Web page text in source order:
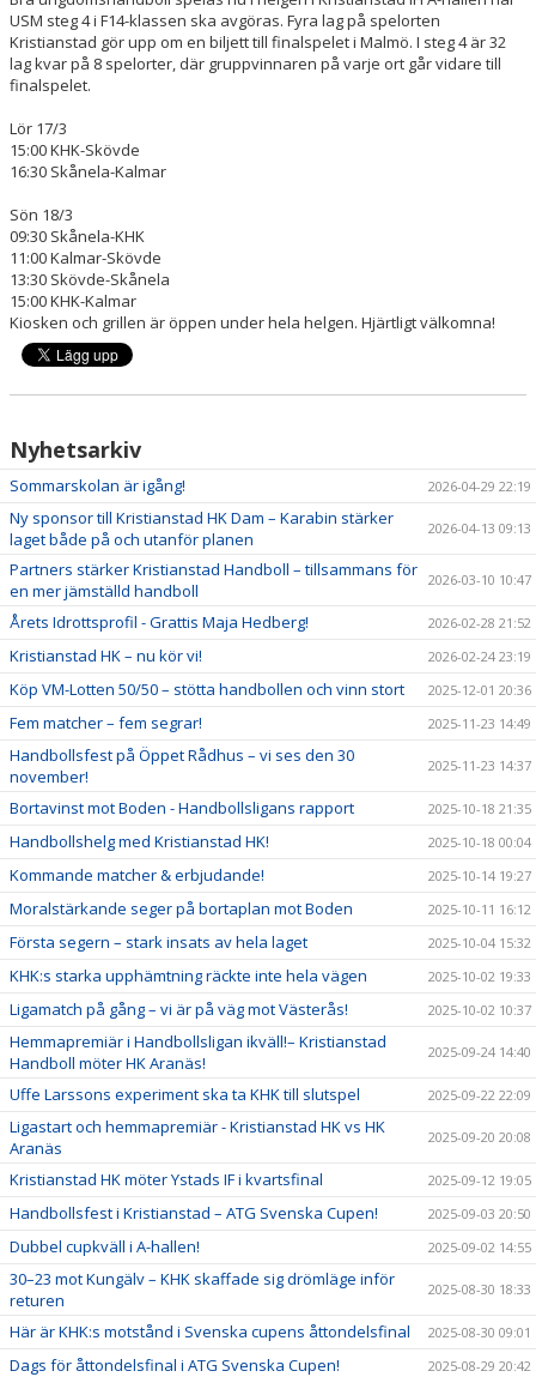
HANDBOLLSSKOLA
PARTNERSKAP
FÖRENINGEN
OM OSS
KONTAKT
USM steg 4 i F14-klassen ska avgöras. Fyra lag på spelorten
Kristianstad gör upp om en biljett till finalspelet i Malmö. I steg 4 är 32
lag kvar på 8 spelorter, där gruppvinnaren på varje ort går vidare till
finalspelet.
Lör 17/3
15:00 KHK-Skövde
16:30 Skånela-Kalmar
Sön 18/3
09:30 Skånela-KHK
11:00 Kalmar-Skövde
13:30 Skövde-Skånela
15:00 KHK-Kalmar
Kiosken och grillen är öppen under hela helgen. Hjärtligt välkomna!
Nyhetsarkiv
Sommarskolan är igång! 2026-04-29 22:19
Ny sponsor till Kristianstad HK Dam – Karabin stärker
laget både på och utanför planen
2026-04-13 09:13
Partners stärker Kristianstad Handboll – tillsammans för
en mer jämställd handboll
2026-03-10 10:47
Årets Idrottsprofil - Grattis Maja Hedberg! 2026-02-28 21:52
Kristianstad HK – nu kör vi! 2026-02-24 23:19
Köp VM-Lotten 50/50 – stötta handbollen och vinn stort 2025-12-01 20:36
Fem matcher – fem segrar! 2025-11-23 14:49
Handbollsfest på Öppet Rådhus – vi ses den 30
november!
2025-11-23 14:37
Bortavinst mot Boden - Handbollsligans rapport 2025-10-18 21:35
Handbollshelg med Kristianstad HK! 2025-10-18 00:04
Kommande matcher & erbjudande! 2025-10-14 19:27
Moralstärkande seger på bortaplan mot Boden 2025-10-11 16:12
Första segern – stark insats av hela laget 2025-10-04 15:32
KHK:s starka upphämtning räckte inte hela vägen 2025-10-02 19:33
Ligamatch på gång – vi är på väg mot Västerås! 2025-10-02 10:37
Hemmapremiär i Handbollsligan ikväll!– Kristianstad
Handboll möter HK Aranäs!
2025-09-24 14:40
Uffe Larssons experiment ska ta KHK till slutspel 2025-09-22 22:09
Ligastart och hemmapremiär - Kristianstad HK vs HK
Aranäs
2025-09-20 20:08
Kristianstad HK möter Ystads IF i kvartsfinal 2025-09-12 19:05
Handbollsfest i Kristianstad – ATG Svenska Cupen! 2025-09-03 20:50
Dubbel cupkväll i A-hallen! 2025-09-02 14:55
30–23 mot Kungälv – KHK skaffade sig drömläge inför
returen
2025-08-30 18:33
Här är KHK:s motstånd i Svenska cupens åttondelsfinal 2025-08-30 09:01
Dags för åttondelsfinal i ATG Svenska Cupen! 2025-08-29 20:42